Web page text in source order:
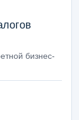
бизнес-